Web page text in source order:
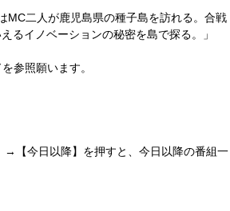
MC二人が鹿児島県の種子島を訪れる。合戦
るイノベーションの秘密を島で探る。」
参照願います。
【今日以降】を押すと、今日以降の番組一